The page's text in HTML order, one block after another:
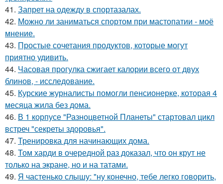
41. Запрет на одежду в спортазалах.
42. Можно ли заниматься спортом при мастопатии - моё
мнение.
43. Простые сочетания продуктов, которые могут
приятно удивить.
44. Часовая прогулка сжигает калории всего от двух
блинов, - исследование.
45. Курские журналисты помогли пенсионерке, которая 4
месяца жила без дома.
46. В 1 корпусе "Разноцветной Планеты" стартовал цикл
встреч "секреты здоровья".
47. Тренировка для начинающих дома.
48. Том харди в очередной раз доказал, что он крут не
только на экране, но и на татами.
49. Я частенько слышу: "ну конечно, тебе легко говорить,